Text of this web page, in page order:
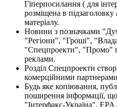
Гіперпосилання ( для
розміщена в
матеріалу.
Новини з позначками
"Регіони", "Гроші",
"Спецпроекти", "Промо"
реклами.
Розділ Спецпроекти
комерційними
Будь яке копіювання,
поширення інформації,
"Інтерфакс-Україна",